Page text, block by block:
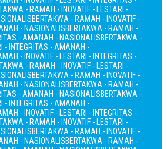
- RAMAH - INOVATIF - LESTARI -
BERTAKWA - RAMAH - INOVATIF -
- NASIONALISBERTAKWA - RAMAH -
- AMANAH - NASIONALISBERTAKWA -
- INTEGRITAS - AMANAH -
- INOVATIF - LESTARI - INTEGRITAS -
- RAMAH - INOVATIF - LESTARI -
BERTAKWA - RAMAH - INOVATIF -
- NASIONALISBERTAKWA - RAMAH -
- AMANAH - NASIONALISBERTAKWA -
- INTEGRITAS - AMANAH -
- INOVATIF - LESTARI - INTEGRITAS -
- RAMAH - INOVATIF - LESTARI -
BERTAKWA - RAMAH - INOVATIF -
- NASIONALISBERTAKWA - RAMAH -